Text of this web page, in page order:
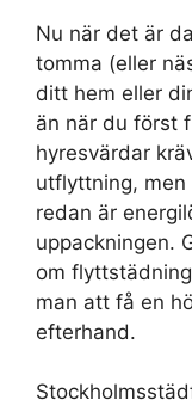
Nu när det är
tomma (eller
ditt hem eller
än när du först
hyresvärdar
utflyttning, men
redan är
uppackningen.
om
man att få en
efterhand.